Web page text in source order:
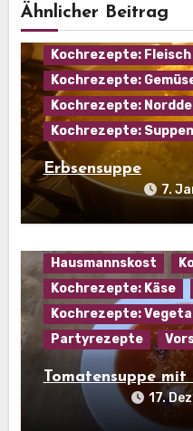
Ähnlicher Beitrag
Eintopf
Kochrezepte: Fleisch
Kochrezepte:
Kochrezepte:
Kochrezepte: Suppen
Erbsensuppe
7.
Hausmannskost
Kochrezepte: Käse
Kochrezepte:
Partyrezepte
Tomatensuppe mit
17.